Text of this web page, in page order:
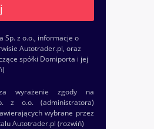
Sp. z o.o., informacje o
Autotrader.pl, oraz
spółki Domiporta i jej
wyrażenie zgody na
z o.o. (administratora)
wybrane przez
Autotrader.pl (rozwiń)